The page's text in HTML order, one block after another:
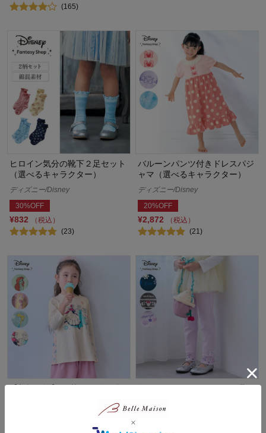
(165)
ヒロイン気分の靴下２足セット
（選べるキャラクター）
ディズニー/Disney
30%OFF
¥832
（税込）
(23)
バルーンパンツ付きドレスパジ
ャマ（選べるキャラクター）
ディズニー/Disney
20%OFF
¥2,872
（税込）
(21)
バー (選べるキャラクター)